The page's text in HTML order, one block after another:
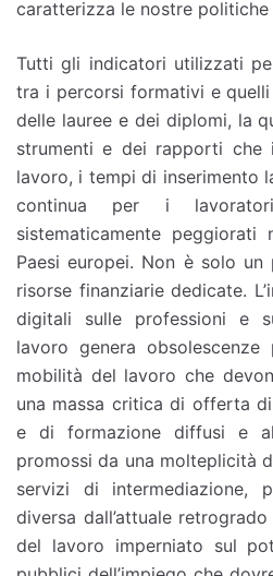
caratterizza le nostre politiche
Tutti gli indicatori utilizzati
tra i percorsi formativi e
delle lauree e dei diplomi, la
strumenti e dei rapporti che
lavoro, i tempi di inserimento
continua per i
sistematicamente
Paesi europei. Non è solo
risorse finanziarie dedicate.
digitali sulle professioni e
lavoro genera
mobilità del lavoro che
una massa critica di offerta
e di formazione diffusi e
promossi da una molteplicità
servizi di intermediazione,
diversa dall’attuale
del lavoro imperniato sul